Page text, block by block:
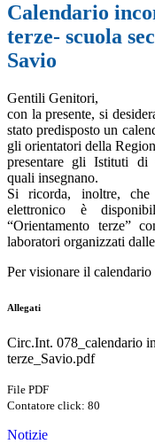
Calendario
terze- scuola
Savio
Gentili Genitori,
con la presente, si
stato predisposto un
gli orientatori della
presentare gli Istituti
quali insegnano.
Si ricorda, inoltre, che
elettronico è
“Orientamento terze”
laboratori organizzati
Per visionare il
Allegati
Circ.Int. 078_calendario
terze_Savio.pdf
File PDF
Contatore click: 80
Notizie